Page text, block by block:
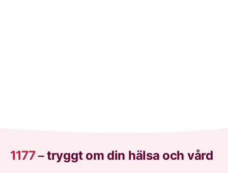
1177–tryggt om din hälsa och vård